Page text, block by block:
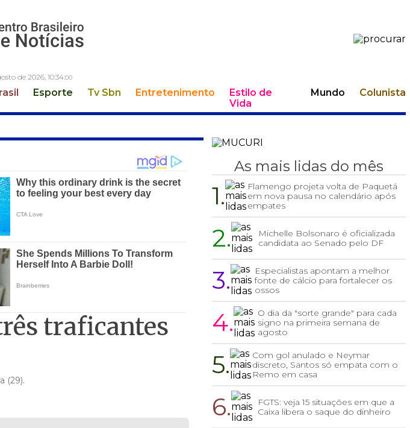
de 2026, 10:34:01
Esporte Tv Sbn Entretenimento
Estilo de
Vida
Mundo Colunista
traficantes
(29).
As mais lidas do mês
1.
Flamengo projeta volta de Paquetá
em nova pausa no calendário após
empates
2.
Michelle Bolsonaro é oficializada
candidata ao Senado pelo DF
3.
Especialistas apontam a melhor
fonte de cálcio para fortalecer os
ossos
4.
O dia da "sorte grande" para cada
signo na primeira semana de
agosto
5.
Com gol anulado e Neymar
discreto, Santos só empata com o
Remo em casa
6.
FGTS: veja 15 situações em que a
Caixa libera o saque do dinheiro